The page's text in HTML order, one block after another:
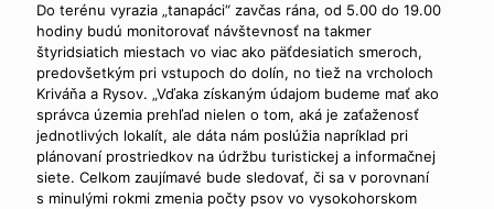
Do terénu vyrazia „tanapáci“ zavčas rána, od 5.00 do 19.00
hodiny budú monitorovať návštevnosť na takmer
štyridsiatich miestach vo viac ako päťdesiatich smeroch,
predovšetkým pri vstupoch do dolín, no tiež na vrcholoch
Kriváňa a Rysov. „Vďaka získaným údajom budeme mať ako
správca územia prehľad nielen o tom, aká je zaťaženosť
jednotlivých lokalít, ale dáta nám poslúžia napríklad pri
plánovaní prostriedkov na údržbu turistickej a informačnej
siete. Celkom zaujímavé bude sledovať, či sa v porovnaní
s minulými rokmi zmenia počty psov vo vysokohorskom